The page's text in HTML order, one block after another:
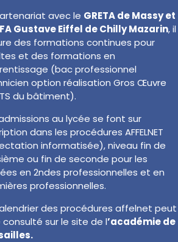
avec le GRETA de Massy et
Gustave Eiffel de Chilly Mazarin, il
des formations continues pour
et des formations en
(bac professionnel
option réalisation Gros Œuvre
du bâtiment).
au lycée se font sur
dans les procédures AFFELNET
informatisée), niveau fin de
ou fin de seconde pour les
en 2ndes professionnelles et en
professionnelles.
des procédures affelnet peut
sur le site de l’académie de